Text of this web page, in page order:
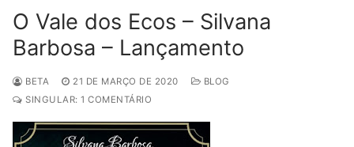
O Vale dos Ecos – Silvana
Barbosa – Lançamento
BETA 21 DE MARÇO DE 2020
BLOG
SINGULAR: 1 COMENTÁRIO